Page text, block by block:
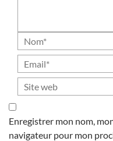
Enregistrer mon nom,
navigateur pour mon